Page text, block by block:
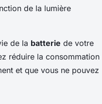
de la lumière
de la batterie de votre
réduire la consommation
et que vous ne pouvez